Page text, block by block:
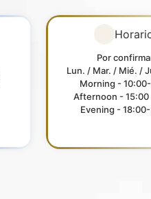
Por
Lun. / Mar. / Mié. /
Morning -
Afternoon - 15:00
Evening -